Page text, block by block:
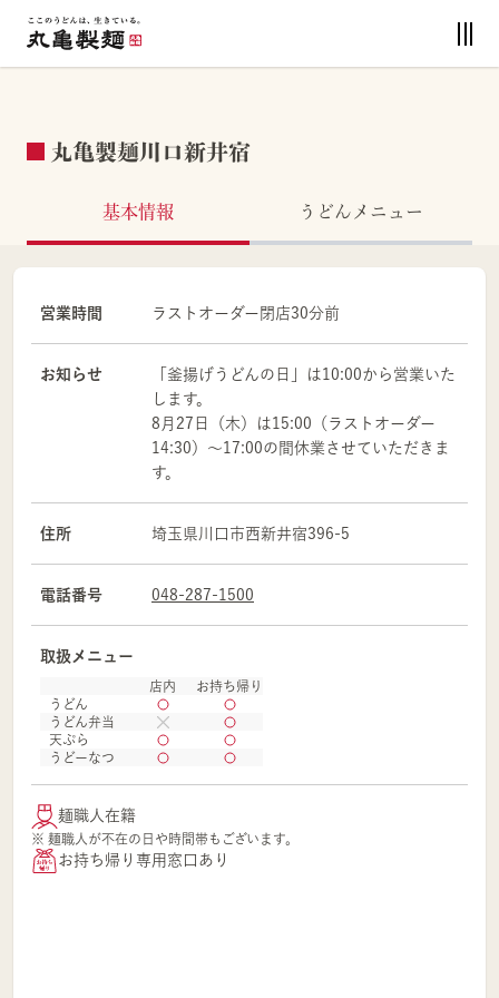
丸亀製麺川口新井宿
基本情報 うどんメニュー
営業時間 ラストオーダー閉店30分前
お知らせ
「釜揚げうどんの日」は10:00から営業いた
します。
8月27日（木）は15:00（ラストオーダー
14:30）～17:00の間休業させていただきま
す。
住所 埼玉県川口市西新井宿396-5
電話番号 048-287-1500
取扱メニュー
店内
お持ち帰り
うどん
うどん弁当
天ぷら
うどーなつ
麺職人在籍
※ 麺職人が不在の日や時間帯もございます。
お持ち帰り専用窓口あり